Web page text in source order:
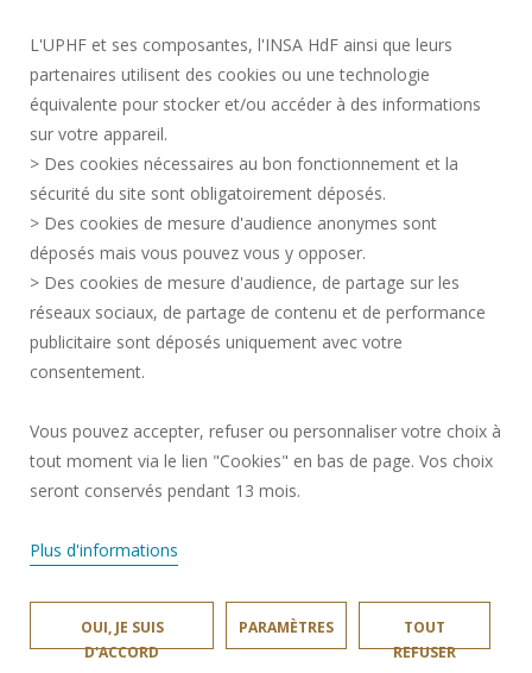
PLAN DES CAMPUS
MENTIONS LÉGALES
CONTACTS
SERVICES PUBLICS +
CRÉDITS
JE DONNE MON AVIS
ACCESSIBILITÉ : NON CONFORME
Rejoignez-nous!
Une question ?
notre FAQ et nos
équipes ont
surement la
✖
L'UPHF et ses composantes, l'INSA HdF ainsi que leurs
partenaires utilisent des cookies ou une technologie
équivalente pour stocker et/ou accéder à des informations
sur votre appareil.
> Des cookies nécessaires au bon fonctionnement et la
sécurité du site sont obligatoirement déposés.
> Des cookies de mesure d'audience anonymes sont
déposés mais vous pouvez vous y opposer.
> Des cookies de mesure d'audience, de partage sur les
réseaux sociaux, de partage de contenu et de performance
publicitaire sont déposés uniquement avec votre
consentement.
Vous pouvez accepter, refuser ou personnaliser votre choix à
tout moment via le lien "Cookies" en bas de page. Vos choix
seront conservés pendant 13 mois.
Plus d'informations
OUI, JE SUIS
D'ACCORD
PARAMÈTRES
TOUT
REFUSER